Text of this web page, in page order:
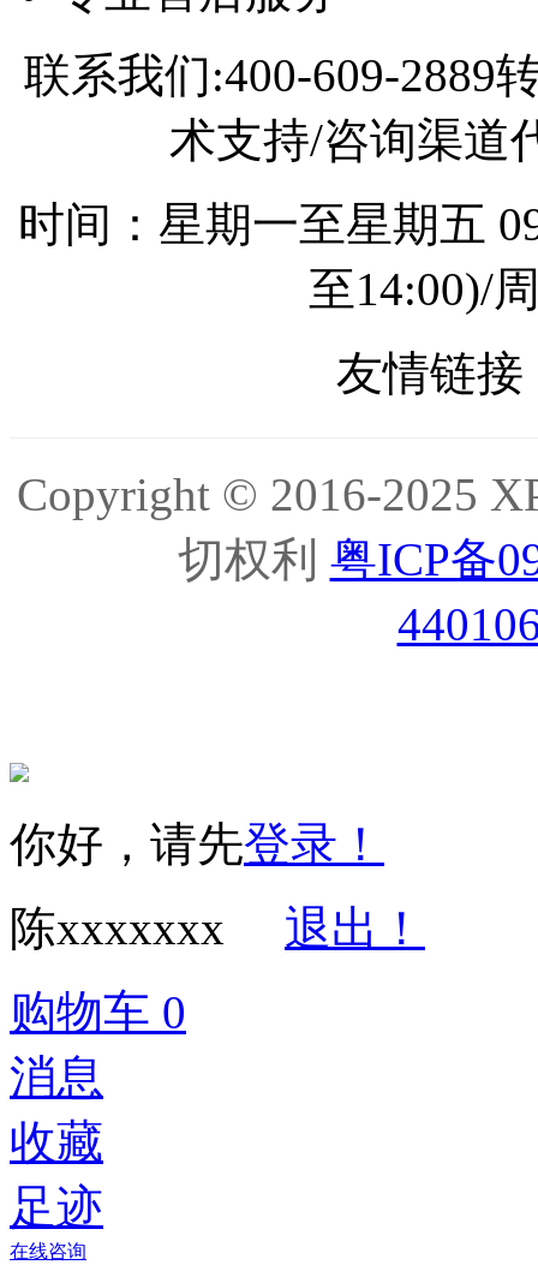
联系我们:400-609-2889
术支持/咨询渠道
时间：星期一至星期五
至14:00)/
友情链
Copyright © 2016-2025
切权利 粤ICP备
你好，请先登录！
陈xxxxxxx
退出！
购物车 0
消息
收藏
足迹
在线咨询